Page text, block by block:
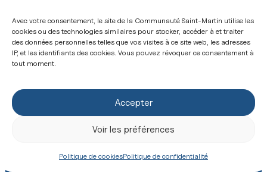
Avec votre consentement, le site de la Communauté Saint-Martin utilise les
cookies ou des technologies similaires pour stocker, accéder à et traiter
des données personnelles telles que vos visites à ce site web, les adresses
IP, et les identifiants des cookies. Vous pouvez révoquer ce consentement à
tout moment.
Accepter
Voir les préférences
Politique de cookiesPolitique de confidentialité
Offrir une messe Faire un don